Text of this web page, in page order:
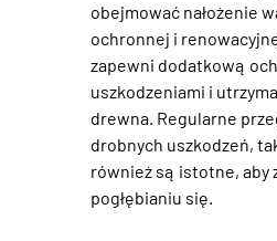
obejmować nałożenie
ochronnej i
zapewni dodatkową
uszkodzeniami i
drewna. Regularne
drobnych uszkodzeń,
również są istotne, aby
pogłębianiu się.